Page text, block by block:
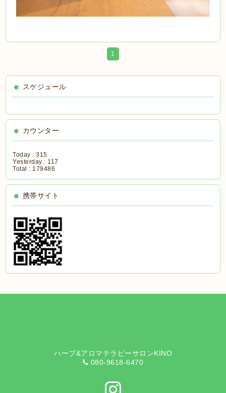
1
スケジュール
カウンター
Today :315
Yesterday : 117
Total : 179486
携帯サイト
ハーブ&アロマテラピーサロンKINO
080-9618-6470